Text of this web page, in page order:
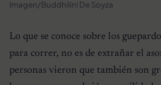
Imagen/Buddhilini De Soyza
Lo que se conoce sobre los
para correr, no es de extrañar el
personas vieron que también son